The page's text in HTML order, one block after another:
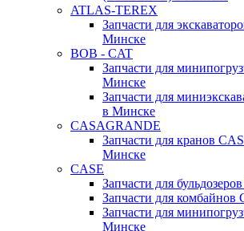
ATLAS-TEREX
Запчасти для
Минске
BOB - CAT
Запчасти для
Минске
Запчасти для
в Минске
CASAGRANDE
Запчасти для кранов
Минске
CASE
Запчасти для
Запчасти для
Запчасти для
Минске